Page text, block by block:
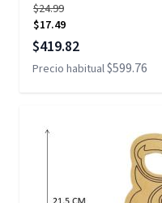
$24.99
$17.49
Precio especial
$419.82
Precio habitual$599.76